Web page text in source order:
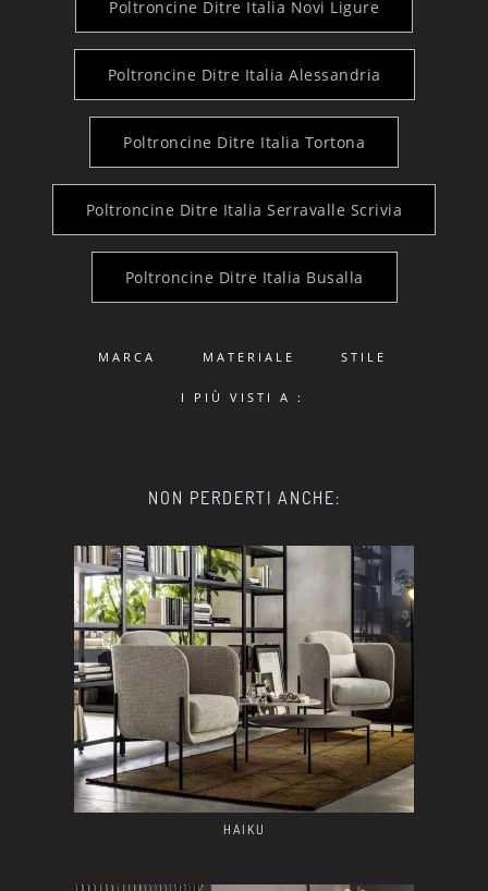
Poltroncine Ditre Italia Novi Ligure
Poltroncine Ditre Italia Alessandria
Poltroncine Ditre Italia Tortona
Poltroncine Ditre Italia Serravalle Scrivia
Poltroncine Ditre Italia Busalla
MARCA MATERIALE STILE
I PIÙ VISTI A :
NON PERDERTI ANCHE:
HAIKU